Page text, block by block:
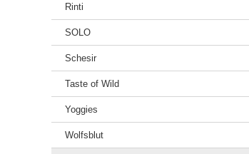
Rinti
SOLO
Schesir
Taste of Wild
Yoggies
Wolfsblut